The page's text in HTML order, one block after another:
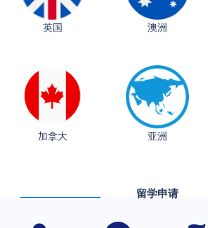
英国 澳洲
加拿大 亚洲
留学申请